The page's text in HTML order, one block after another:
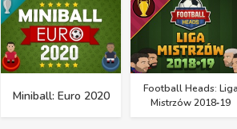
Miniball: Euro 2020
Football Heads: Liga
Mistrzów 2018‑19